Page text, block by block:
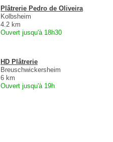
Plâtrerie Pedro de Oliveira
Kolbsheim
4.2 km
Ouvert jusqu'à 18h30
HD Plâtrerie
Breuschwickersheim
6 km
Ouvert jusqu'à 19h